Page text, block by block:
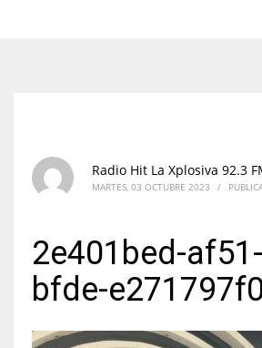
Radio Hit La Xplosiva 92.3
MARTES, 03 OCTUBRE 2023 /
2e401bed-
bfde-